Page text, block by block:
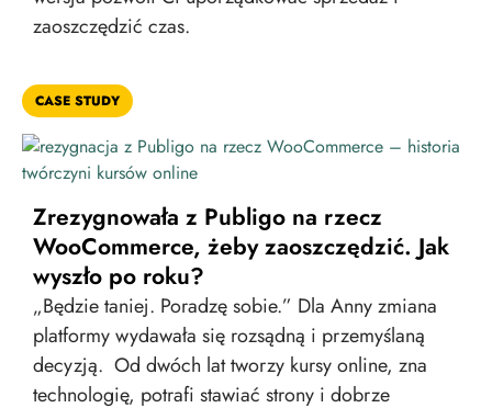
zaoszczędzić czas.
CASE STUDY
Zrezygnowała z Publigo na rzecz
WooCommerce, żeby zaoszczędzić. Jak
wyszło po roku?
„Będzie taniej. Poradzę sobie.” Dla Anny zmiana
platformy wydawała się rozsądną i przemyślaną
decyzją. Od dwóch lat tworzy kursy online, zna
technologię, potrafi stawiać strony i dobrze